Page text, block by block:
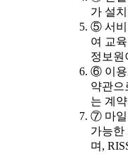
가 설
⑤ 서비
여 교
정보원
⑥ 이용
약관으
는 계
⑦ 마일
가능한
며,